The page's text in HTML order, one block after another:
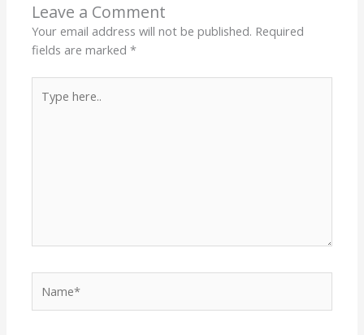
Leave a Comment
Your email address will not be published. Required
fields are marked*
here..